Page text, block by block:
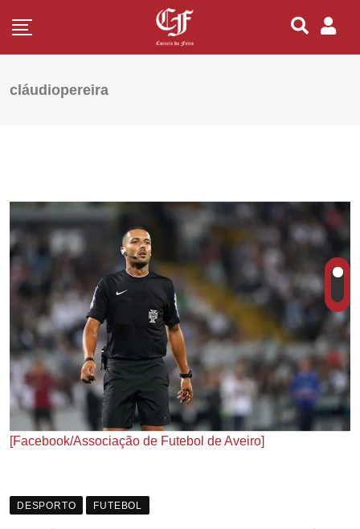
cláudiopereira
[Facebook/Associação de Futebol de Aveiro]
DESPORTO FUTEBOL